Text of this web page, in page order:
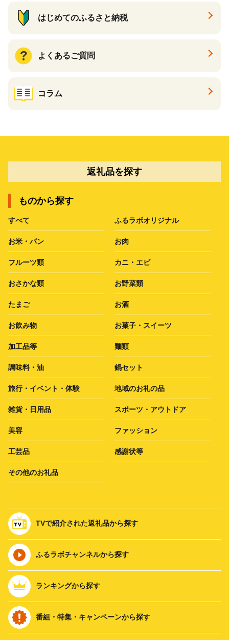
はじめてのふるさと納税
よくあるご質問
コラム
返礼品を探す
ものから探す
すべて ふるラボオリジナル
お米・パン お肉
フルーツ類 カニ・エビ
おさかな類 お野菜類
たまご お酒
お飲み物 お菓子・スイーツ
加工品等 麺類
調味料・油 鍋セット
旅行・イベント・体験 地域のお礼の品
雑貨・日用品 スポーツ・アウトドア
美容 ファッション
工芸品 感謝状等
その他のお礼品
TVで紹介された返礼品から探す
ふるラボチャンネルから探す
ランキングから探す
番組・特集・キャンペーンから探す